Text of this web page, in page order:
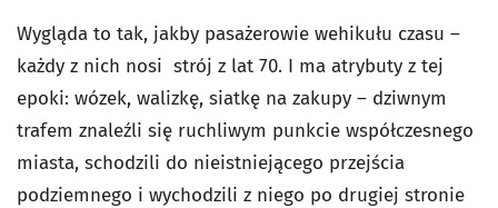
Wygląda to tak, jakby pasażerowie wehikułu czasu –
każdy z nich nosi strój z lat 70. I ma atrybuty z tej
epoki: wózek, walizkę, siatkę na zakupy – dziwnym
trafem znaleźli się ruchliwym punkcie współczesnego
miasta, schodzili do nieistniejącego przejścia
podziemnego i wychodzili z niego po drugiej stronie